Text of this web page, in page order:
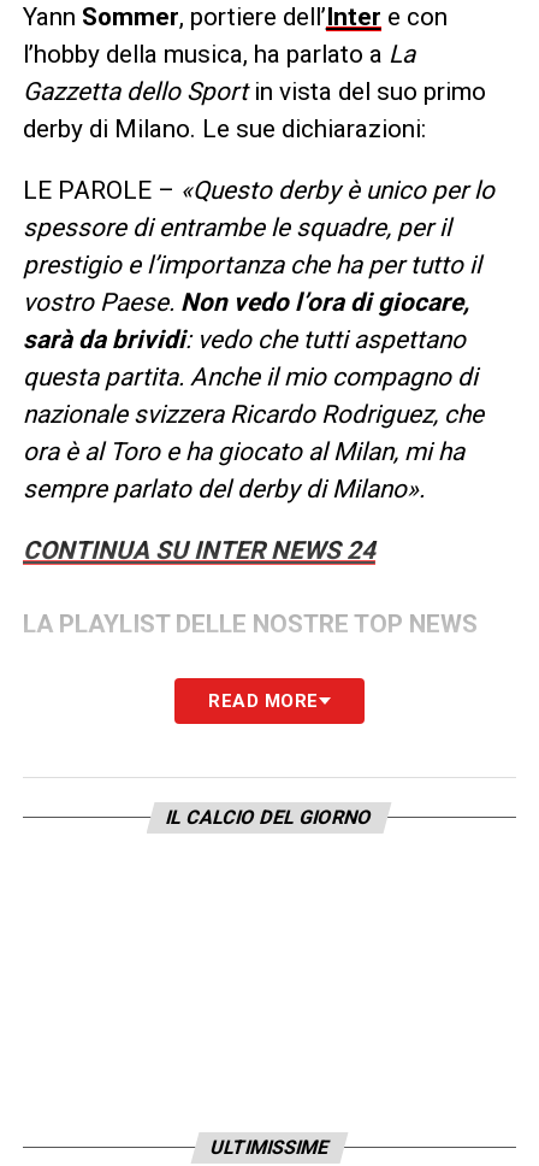
Yann Sommer, portiere dell’Inter e con
l’hobby della musica, ha parlato a La
Gazzetta dello Sportin vista del suo primo
derby di Milano. Le sue dichiarazioni:
LE PAROLE – «Questo derby è unico per lo
spessore di entrambe le squadre, per il
prestigio e l’importanza che ha per tutto il
vostro Paese. Non vedo l’ora di giocare,
sarà da brividi: vedo che tutti aspettano
questa partita. Anche il mio compagno di
nazionale svizzera Ricardo Rodriguez, che
ora è al Toro e ha giocato al Milan, mi ha
sempre parlato del derby di Milano».
CONTINUA SU INTER NEWS 24
LA PLAYLIST DELLE NOSTRE TOP NEWS
READ MORE
IL CALCIO DEL GIORNO
ULTIMISSIME